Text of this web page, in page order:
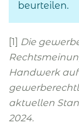
beurteilen.
[1] Die
Handwerk
aktuellen
2024.